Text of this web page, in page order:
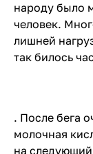
народу было
человек.
лишней
так билось
. После бега
молочная
на